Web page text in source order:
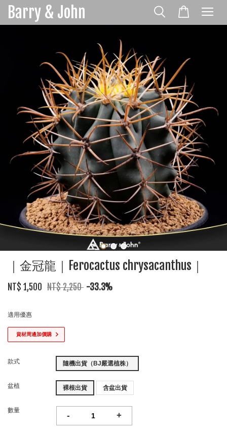
Barry & John
｜金冠龍｜Ferocactus chrysacanthus｜
NT$ 1,500 NT$ 2,250 -33.3%
適用優惠
資材周邊加價購
款式 隨機出貨（BJ嚴選植株）
盆植 裸根出貨 含盆出貨
數量
- +